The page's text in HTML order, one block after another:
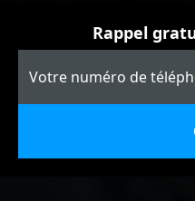
Rappel